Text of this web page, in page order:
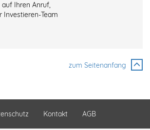
Ihren Anruf,
Investieren-Team
zum Seitenanfang
Kontakt AGB